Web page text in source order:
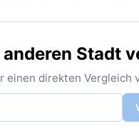
November bis
Kanälen liegt und die
Tropische
geprägt. Wer
Stadt
direkten Vergleich